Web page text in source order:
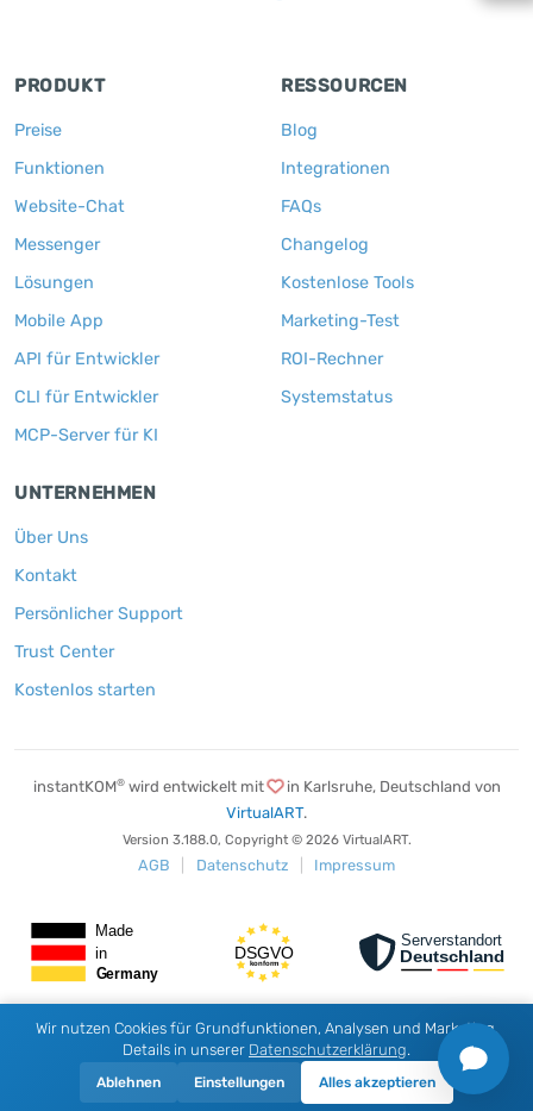
PRODUKT
Preise
Funktionen
Website-Chat
Messenger
Lösungen
Mobile App
API für Entwickler
CLI für Entwickler
MCP-Server für KI
RESSOURCEN
Blog
Integrationen
FAQs
Changelog
Kostenlose Tools
Marketing-Test
ROI-Rechner
Systemstatus
UNTERNEHMEN
Über Uns
Kontakt
Persönlicher Support
Trust Center
Kostenlos starten
instantKOM®wird entwickelt mit in Karlsruhe, Deutschland von
VirtualART.
Version 3.188.0, Copyright © 2026 VirtualART.
AGB Datenschutz Impressum
Wir nutzen Cookies für Grundfunktionen, Analysen und Marketing.
Details in unserer Datenschutzerklärung.
Ablehnen Einstellungen Alles akzeptieren